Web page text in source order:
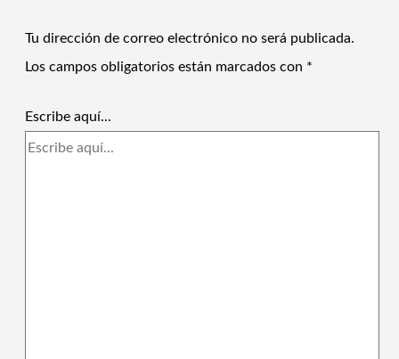
Tu dirección de correo electrónico no será publicada.
Los campos obligatorios están marcados con *
Escribe aquí...